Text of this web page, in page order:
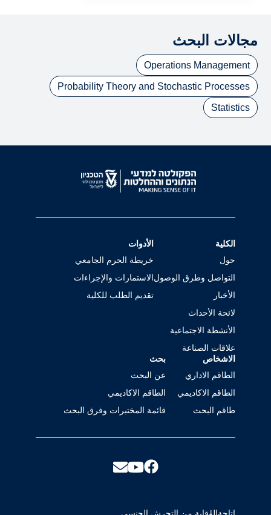
مجالات البحث
Operations Management
Probability Theory and Stochastic Processes
Statistics
الكلية
حول
التواصل وطرق الوصول
الأخبار
لائحة الأحداث
الأنشطة الاجتماعية
علاقات الصناعة
الأدوات
خريطة الحرم الجامعي
الاستمارات والإجراءات
تقديم الطلب للكلية
الاشخاص
الطاقم الاداري
الطاقم الاكاديمي
طاقم البحث
بحث
عن البحث
الطاقم الاكاديمي
قائمة المختبرات وفرق البحث